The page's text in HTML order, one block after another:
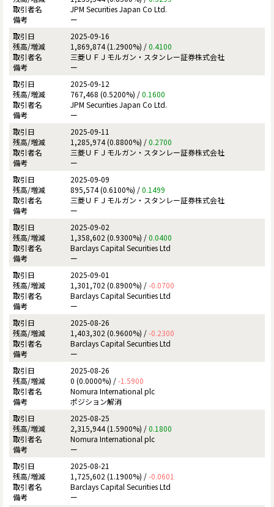
JPM Securities Japan Co Ltd.
ー
2025-09-16
1,869,874 (1.2900%) /0.4100
三菱ＵＦＪモルガン・スタンレー証券株式会社
ー
2025-09-12
767,468 (0.5200%) /0.1600
JPM Securities Japan Co Ltd.
ー
2025-09-11
1,285,974 (0.8800%) /0.2700
三菱ＵＦＪモルガン・スタンレー証券株式会社
ー
2025-09-09
895,574 (0.6100%) /0.1499
三菱ＵＦＪモルガン・スタンレー証券株式会社
ー
2025-09-02
1,358,602 (0.9300%) /0.0400
Barclays Capital Securities Ltd
ー
2025-09-01
1,301,702 (0.8900%) /-0.0700
Barclays Capital Securities Ltd
ー
2025-08-26
1,403,302 (0.9600%) /-0.2300
Barclays Capital Securities Ltd
ー
2025-08-26
0 (0.0000%) /-1.5900
Nomura International plc
ポジション解消
2025-08-25
2,315,944 (1.5900%) /0.1800
Nomura International plc
ー
2025-08-21
1,725,602 (1.1900%) /-0.0601
Barclays Capital Securities Ltd
ー